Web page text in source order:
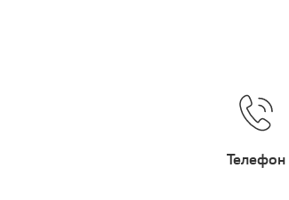
Телефон